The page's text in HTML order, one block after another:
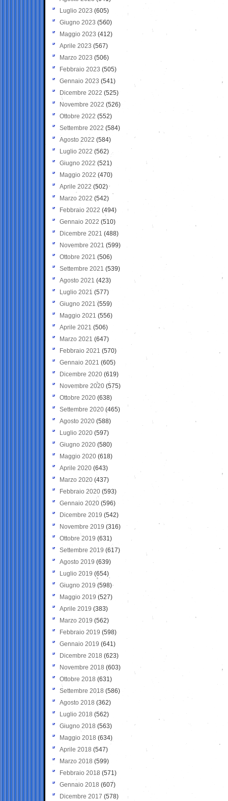
Luglio 2023 (605)
Giugno 2023 (560)
Maggio 2023 (412)
Aprile 2023 (567)
Marzo 2023 (506)
Febbraio 2023 (505)
Gennaio 2023 (541)
Dicembre 2022 (525)
Novembre 2022 (526)
Ottobre 2022 (552)
Settembre 2022 (584)
Agosto 2022 (584)
Luglio 2022 (562)
Giugno 2022 (521)
Maggio 2022 (470)
Aprile 2022 (502)
Marzo 2022 (542)
Febbraio 2022 (494)
Gennaio 2022 (510)
Dicembre 2021 (488)
Novembre 2021 (599)
Ottobre 2021 (506)
Settembre 2021 (539)
Agosto 2021 (423)
Luglio 2021 (577)
Giugno 2021(559)
Maggio 2021 (556)
Aprile 2021 (506)
Marzo 2021 (647)
Febbraio 2021 (570)
Gennaio 2021 (605)
Dicembre 2020 (619)
Novembre 2020 (575)
Ottobre 2020 (638)
Settembre 2020(465)
Agosto 2020 (588)
Luglio 2020 (597)
Giugno 2020 (580)
Maggio 2020 (618)
Aprile 2020 (643)
Marzo 2020 (437)
Febbraio 2020 (593)
Gennaio 2020 (596)
Dicembre 2019 (542)
Novembre 2019 (316)
Ottobre 2019 (631)
Settembre 2019 (617)
Agosto 2019 (639)
Luglio 2019 (654)
Giugno 2019 (598)
Maggio 2019 (527)
Aprile 2019 (383)
Marzo 2019 (562)
Febbraio 2019 (598)
Gennaio 2019 (641)
Dicembre 2018 (623)
Novembre 2018 (603)
Ottobre 2018 (631)
Settembre 2018 (586)
Agosto 2018 (362)
Luglio 2018 (562)
Giugno 2018 (563)
Maggio 2018 (634)
Aprile 2018 (547)
Marzo 2018 (599)
Febbraio 2018 (571)
Gennaio 2018 (607)
Dicembre 2017 (578)